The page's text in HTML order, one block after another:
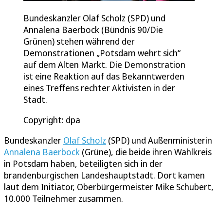
Bundeskanzler Olaf Scholz (SPD) und
Annalena Baerbock (Bündnis 90/Die
Grünen) stehen während der
Demonstrationen „Potsdam wehrt sich“
auf dem Alten Markt. Die Demonstration
ist eine Reaktion auf das Bekanntwerden
eines Treffens rechter Aktivisten in der
Stadt.
Copyright: dpa
Bundeskanzler Olaf Scholz (SPD) und Außenministerin
Annalena Baerbock (Grüne), die beide ihren Wahlkreis
in Potsdam haben, beteiligten sich in der
brandenburgischen Landeshauptstadt. Dort kamen
laut dem Initiator, Oberbürgermeister Mike Schubert,
10.000 Teilnehmer zusammen.